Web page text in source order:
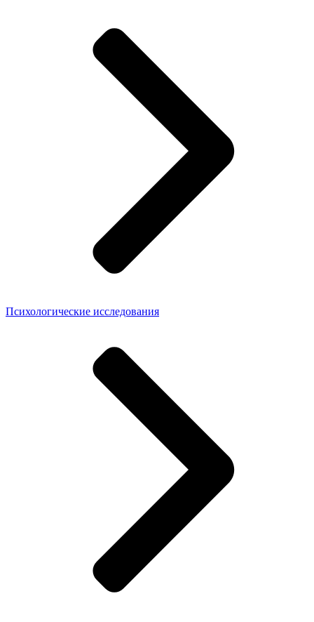
Психологические исследования